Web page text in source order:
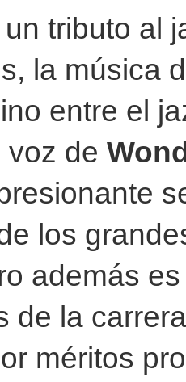
tributo al
la música
entre el
voz de
los
además
de la
méritos